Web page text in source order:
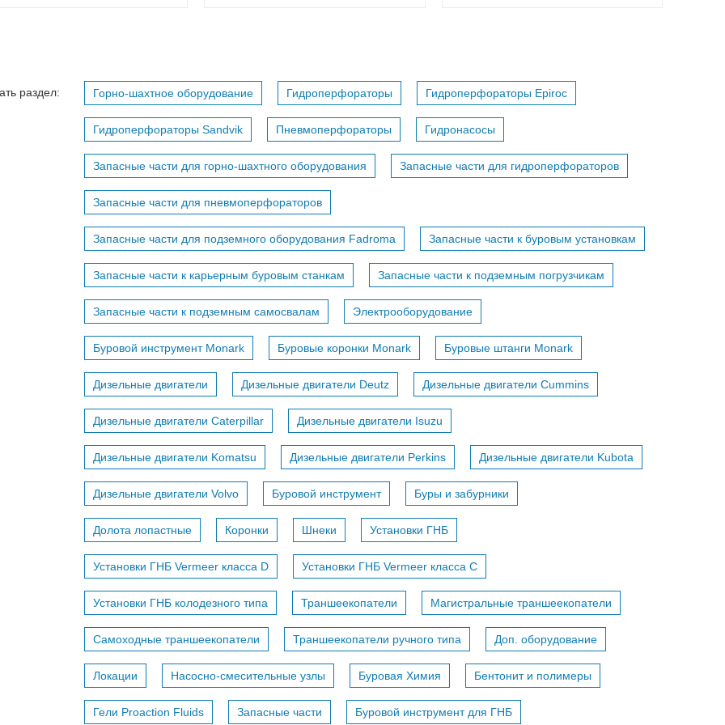
раздел: Горно-шахтное оборудование Гидроперфораторы Гидроперфораторы Epiroc
Гидроперфораторы Sandvik Пневмоперфораторы Гидронасосы
Запасные части для горно-шахтного оборудования Запасные части для гидроперфораторов
Запасные части для пневмоперфораторов
Запасные части для подземного оборудования Fadroma Запасные части к буровым установкам
Запасные части к карьерным буровым станкам Запасные части к подземным погрузчикам
Запасные части к подземным самосвалам Электрооборудование
Буровой инструмент Monark Буровые коронки Monark Буровые штанги Monark
Дизельные двигатели Дизельные двигатели Deutz Дизельные двигатели Cummins
Дизельные двигатели Caterpillar Дизельные двигатели Isuzu
Дизельные двигатели Komatsu Дизельные двигатели Perkins Дизельные двигатели Kubota
Дизельные двигатели Volvo Буровой инструмент Буры и забурники
Долота лопастные Коронки Шнеки Установки ГНБ
Установки ГНБ Vermeer класса D Установки ГНБ Vermeer класса С
Установки ГНБ колодезного типа Траншеекопатели Магистральные траншеекопатели
Самоходные траншеекопатели Траншеекопатели ручного типа Доп. оборудование
Локации Насосно-смесительные узлы Буровая Химия Бентонит и полимеры
Гели Proaction Fluids Запасные части Буровой инструмент для ГНБ